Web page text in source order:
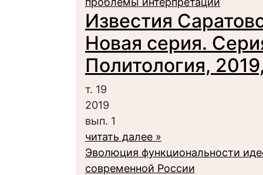
Известия
Новая серия.
Политология,
т. 19
2019
вып. 1
читать далее »
Эволюция функциональности
современной России